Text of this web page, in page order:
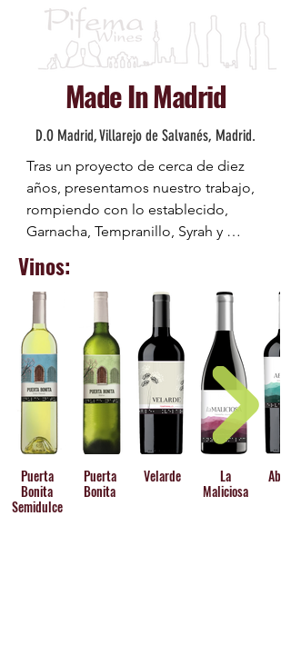
Made In Madrid
D.O Madrid, Villarejo de Salvanés, Madrid.
Tras un proyecto de cerca de diez
años, presentamos nuestro trabajo,
rompiendo con lo establecido,
Garnacha, Tempranillo, Syrah y
elaborar, muy cuidadosamente y de
forma tradicional, nuestros vinos.
Contamos con tan solo 18 Hectáreas
de viñedo situados en la comarca de
Villarejo de Salvanes al sur de la
Comunidad de Madrid.
Vinos:
Puerta
Bonita
Semidulce
Puerta
Bonita
Velarde
La
Maliciosa